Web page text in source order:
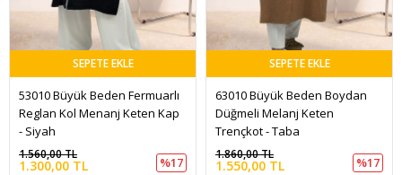
SEPETE EKLE
53010 Büyük Beden Fermuarlı
Reglan Kol Menanj Keten Kap
- Siyah
1.300,00 TL
1.560,00 TL
%17
SEPETE EKLE
63010 Büyük Beden Boydan
Düğmeli Melanj Keten
Trençkot - Taba
1.550,00 TL
1.860,00 TL
%17